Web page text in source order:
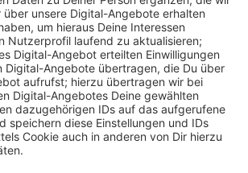
einer Rettungsschule in
Menschen im Kreis Coesfeld, die
ausbilden lassen, müssen
bisher extra nach Münster fahren.
ist, dass das Deutsche Rote Kreuz,
für den Rettungsdienst zuständig